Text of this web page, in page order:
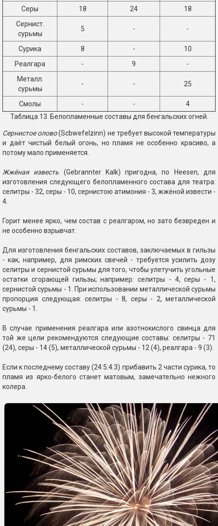
Серы 18 24
18
Сернист.
сурьмы
5 - -
Сурика 8 -
10
Реалгара
- 9
-
Металл.
сурьмы
- - 25
Смолы - -
4
Таблица 13. Белопламенные составы для бенгальских огней.
Сернистое олово(Scbwefelzinn) не требует высокой температуры
и даёт чистый белый огонь, но пламя не особенно красиво, а
потому мало применяется.
Жжёная известь (Gebrannter Kalk) пригодна, по Heesen, для
изготовления следующего белопламенного состава для театра:
селитры - 32, серы - 10, сернистою атимония - 3, жжёной извести -
4.
Горит менее ярко, чем состав с реалгаром, но зато безвреден и
не особенно взрывчат.
Для изготовления бенгальских составов, заключаемых в гильзы
- как, например, для римских свечей - требуется усилить дозу
селитры и сернистой сурьмы для того, чтобы улетучить угольные
остатки сгорающей гильзы; например: селитры - 4, серы - 1,
сернистой сурьмы - 1. При использовании металлической сурьмы
пропорция следующая: селитры - 8, серы - 2, металлической
сурьмы - 1.
В случае применения реалгара или азотнокислого свинца для
той же цели рекомендуются следующие составы: селитры - 71
(24), серы - 14 (5), металлической сурьмы - 12 (4), реалгара - 9 (3).
Если к последнему составу (24:5:4:3) прибавить 2 части сурика, то
пламя из ярко-белого станет матовым, замечательно нежного
колера.